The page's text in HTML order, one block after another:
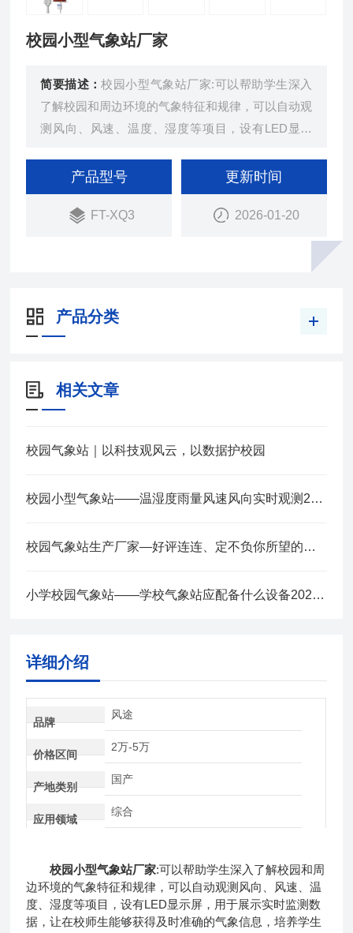
校园小型气象站厂家
简要描述：校园小型气象站厂家:可以帮助学生深入
了解校园和周边环境的气象特征和规律，可以自动观
测风向、风速、温度、湿度等项目，设有LED显示
时准确的气象信息，培养学生对气象科学的兴趣。
产品型号
FT-XQ3
更新时间
2026-01-20
产品分类
相关文章
校园气象站｜以科技观风云，以数据护校园
校园小型气象站——温湿度雨量风速风向实时观测2025全+境+派+送
校园气象站生产厂家—好评连连、定不负你所望的教学气象站2025全+境+派+送
小学校园气象站——学校气象站应配备什么设备2025全+境+派+送
详细介绍
品牌
风途
价格区间
2万-5万
产地类别
国产
应用领域
综合
校园小型气象站厂家:可以帮助学生深入了解校园和周
边环境的气象特征和规律，可以自动观测风向、风速、温
度、湿度等项目，设有LED显示屏，用于展示实时监测数
据，让在校师生能够获得及时准确的气象信息，培养学生